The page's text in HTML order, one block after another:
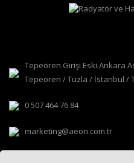
Tepeören Girişi Eski Ankara
Tepeören / Tuzla / İstanbul /
0 507 464 76 84
marketing@aeon.com.tr